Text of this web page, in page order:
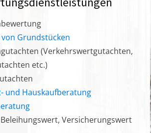
Grundstücken
(Verkehrswertgutachten,
etc.)
und Hauskaufberatung
Versicherungswert